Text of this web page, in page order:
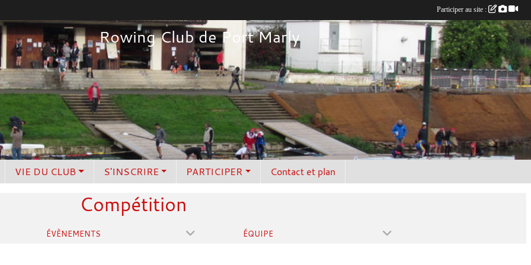
Rowing Club de Port Marly
VIE DU CLUB S'INSCRIRE PARTICIPER Contact et plan
Compétition
ÉVÈNEMENTS ÉQUIPE
Participer au site :